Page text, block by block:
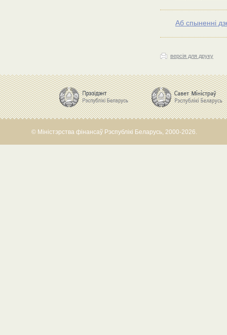
Аб спыненні
версія для друку
© Міністэрства фінансаў Рэспублікі Беларусь, 2000-2026.